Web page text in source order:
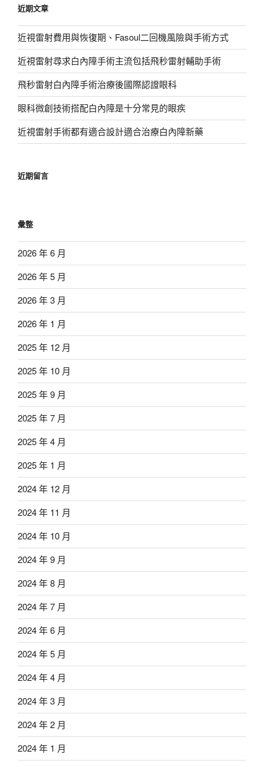
字:
近期文章
近視雷射費用與恢復期、Fasoul二回機風險與手術方式
近視雷射尋求白內障手術主流包括飛秒雷射輔助手術
飛秒雷射白內障手術治療後國際認證眼科
眼科微創技術搭配白內障是十分常見的眼疾
近視雷射手術都有適合設計適合治療白內障新藥
近期留言
彙整
2026 年 6 月
2026 年 5 月
2026 年 3 月
2026 年 1 月
2025 年 12 月
2025 年 10 月
2025 年 9 月
2025 年 7 月
2025 年 4 月
2025 年 1 月
2024 年 12 月
2024 年 11 月
2024 年 10 月
2024 年 9 月
2024 年 8 月
2024 年 7 月
2024 年 6 月
2024 年 5 月
2024 年 4 月
2024 年 3 月
2024 年 2 月
2024 年 1 月